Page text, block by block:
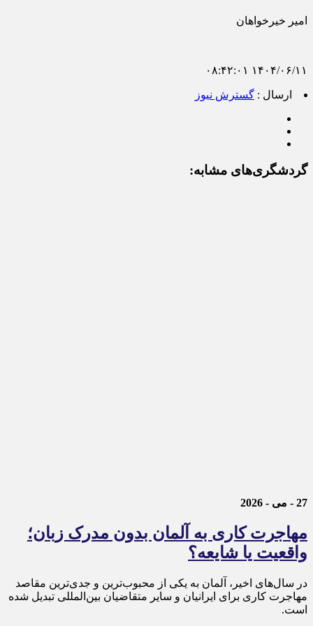
امیر خیرخواهان
۱۴۰۴/۰۶/۱۱ ۰۸:۴۲:۰۱
ارسال : گسترش نیوز
گردشگری‌های مشابه:
27 - می - 2026
مهاجرت کاری به آلمان بدون مدرک زبان؛
واقعیت یا شایعه؟
در سال‌های اخیر، آلمان به یکی از محبوب‌ترین و جدی‌ترین مقاصد
مهاجرت کاری برای ایرانیان و سایر متقاضیان بین‌المللی تبدیل شده
است.